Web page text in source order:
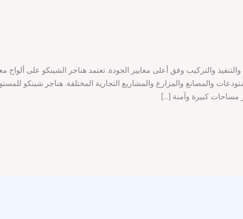
والتركيب وفق أعلى معايير الجودة. تعتمد هناجر الشينكو على ألواح
والمصانع والمزارع والمشاريع التجارية المختلفة. هناجر شينكو
كبيرة وآمنة […]